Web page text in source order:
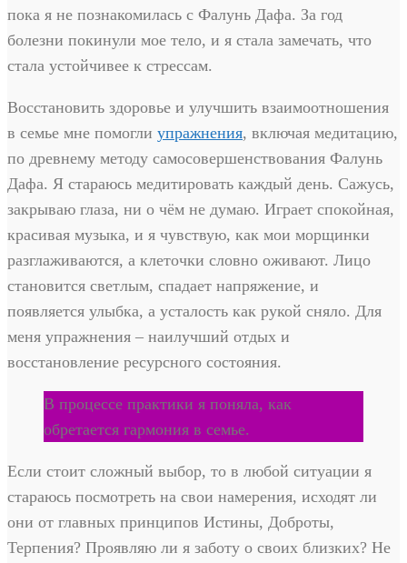
пока я не познакомилась с Фалунь Дафа. За год
болезни покинули мое тело, и я стала замечать, что
стала устойчивее к стрессам.
Восстановить здоровье и улучшить взаимоотношения
в семье мне помогли упражнения, включая медитацию,
по древнему методу самосовершенствования Фалунь
Дафа. Я стараюсь медитировать каждый день. Сажусь,
закрываю глаза, ни о чём не думаю. Играет спокойная,
красивая музыка, и я чувствую, как мои морщинки
разглаживаются, а клеточки словно оживают. Лицо
становится светлым, спадает напряжение, и
появляется улыбка, а усталость как рукой сняло. Для
меня упражнения – наилучший отдых и
восстановление ресурсного состояния.
В процессе практики я поняла, как
обретается гармония в семье.
Если стоит сложный выбор, то в любой ситуации я
стараюсь посмотреть на свои намерения, исходят ли
они от главных принципов Истины, Доброты,
Терпения? Проявляю ли я заботу о своих близких? Не